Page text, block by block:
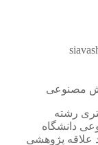
مصنوعی
رشته
دانشگاه
علاقه پژوهشی